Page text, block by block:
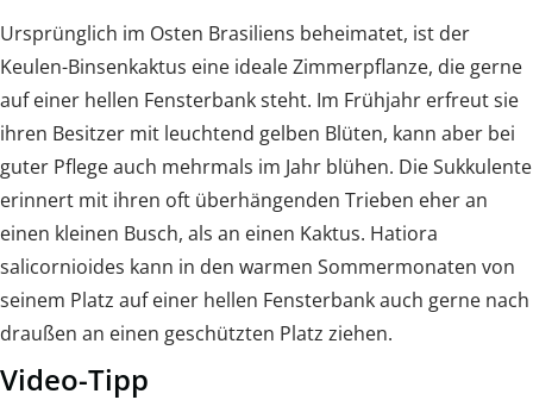
Ursprünglich im Osten Brasiliens beheimatet, ist der
Keulen-Binsenkaktus eine ideale Zimmerpflanze, die gerne
auf einer hellen Fensterbank steht. Im Frühjahr erfreut sie
ihren Besitzer mit leuchtend gelben Blüten, kann aber bei
guter Pflege auch mehrmals im Jahr blühen. Die Sukkulente
erinnert mit ihren oft überhängenden Trieben eher an
einen kleinen Busch, als an einen Kaktus. Hatiora
salicornioides kann in den warmen Sommermonaten von
seinem Platz auf einer hellen Fensterbank auch gerne nach
draußen an einen geschützten Platz ziehen.
Video-Tipp